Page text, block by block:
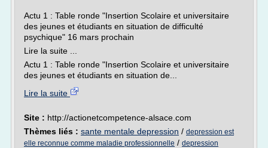
Actu 1 : Table ronde "Insertion Scolaire et universitaire
des jeunes et étudiants en situation de difficulté
psychique" 16 mars prochain
Lire la suite ...
Actu 1 : Table ronde "Insertion Scolaire et universitaire
des jeunes et étudiants en situation de...
Lire la suite
Site : http://actionetcompetence-alsace.com
Thèmes liés : sante mentale depression / depression est
elle reconnue comme maladie professionnelle / depression